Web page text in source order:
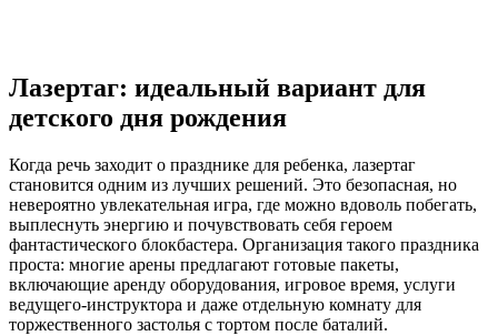
Лазертаг: идеальный вариант для
детского дня рождения
Когда речь заходит о празднике для ребенка, лазертаг
становится одним из лучших решений. Это безопасная, но
невероятно увлекательная игра, где можно вдоволь побегать,
выплеснуть энергию и почувствовать себя героем
фантастического блокбастера. Организация такого праздника
проста: многие арены предлагают готовые пакеты,
включающие аренду оборудования, игровое время, услуги
ведущего-инструктора и даже отдельную комнату для
торжественного застолья с тортом после баталий.